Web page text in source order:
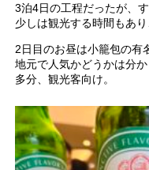
3泊4日の工程だったが、
少しは観光する時間もあ
2日目のお昼は小籠包の有
地元で人気かどうかは分か
多分、観光客向け。